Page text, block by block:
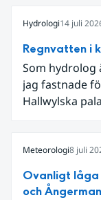
Hydrologi14 juli
Regnvatten i
Som hydrolog
jag fastnade
Hallwylska
Meteorologi8 juli
Ovanligt
och